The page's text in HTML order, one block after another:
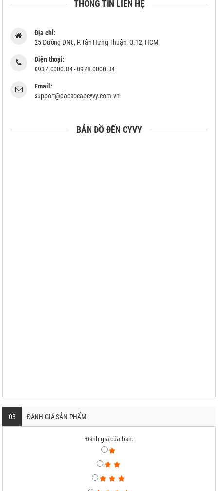
THÔNG TIN LIÊN HỆ
Địa chỉ:
25 Đường DN8, P.Tân Hưng Thuận, Q.12, HCM
Điện thoại:
0937.0000.84 - 0978.0000.84
Email:
support@dacaocapcyvy.com.vn
BẢN ĐỒ ĐẾN CYVY
03 ĐÁNH GIÁ SẢN PHẨM
Đánh giá của bạn: